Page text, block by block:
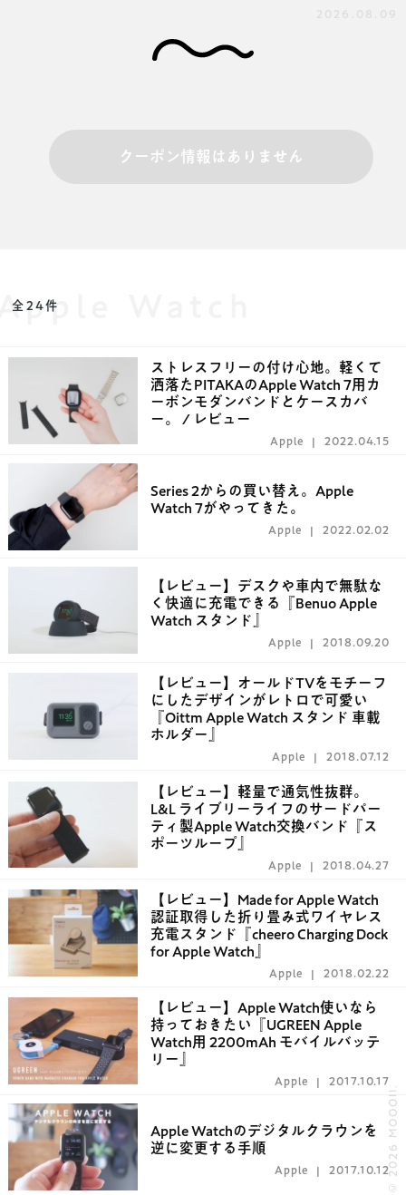
クーポン情報はありません
Watch
全24件
ストレスフリーの付け心地。軽くて
洒落たPITAKAのApple Watch 7用カ
ーボンモダンバンドとケースカバ
ー。 / レビュー
Apple 2022.04.15
Series 2からの買い替え。Apple
Watch 7がやってきた。
Apple 2022.02.02
【レビュー】デスクや車内で無駄な
く快適に充電できる『Benuo Apple
Watch スタンド』
Apple 2018.09.20
【レビュー】オールドTVをモチーフ
にしたデザインがレトロで可愛い
『Oittm Apple Watch スタンド 車載
ホルダー』
Apple 2018.07.12
【レビュー】軽量で通気性抜群。
L&L ライブリーライフのサードパー
ティ製Apple Watch交換バンド『ス
ポーツループ』
Apple 2018.04.27
【レビュー】Made for Apple Watch
認証取得した折り畳み式ワイヤレス
充電スタンド『cheero Charging Dock
for Apple Watch』
Apple 2018.02.22
【レビュー】Apple Watch使いなら
持っておきたい『UGREEN Apple
Watch用 2200mAh モバイルバッテ
リー』
Apple 2017.10.17
Apple Watchのデジタルクラウンを
逆に変更する手順
Apple 2017.10.12© 2026 MOOOII.